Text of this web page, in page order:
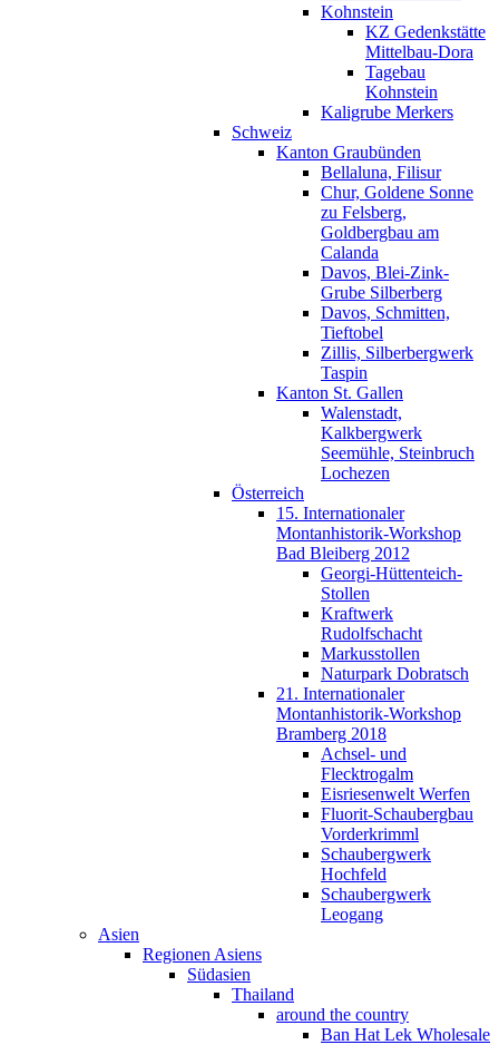
Kohnstein
KZ Gedenkstätte
Mittelbau-Dora
Tagebau
Kohnstein
Kaligrube Merkers
Schweiz
Kanton Graubünden
Bellaluna, Filisur
Chur, Goldene Sonne
zu Felsberg,
Goldbergbau am
Calanda
Davos, Blei-Zink-
Grube Silberberg
Davos, Schmitten,
Tieftobel
Zillis, Silberbergwerk
Taspin
Kanton St. Gallen
Walenstadt,
Kalkbergwerk
Seemühle, Steinbruch
Lochezen
Österreich
15. Internationaler
Montanhistorik-Workshop
Bad Bleiberg 2012
Georgi-Hüttenteich-
Stollen
Kraftwerk
Rudolfschacht
Markusstollen
Naturpark Dobratsch
21. Internationaler
Montanhistorik-Workshop
Bramberg 2018
Achsel- und
Flecktrogalm
Eisriesenwelt Werfen
Fluorit-Schaubergbau
Vorderkrimml
Schaubergwerk
Hochfeld
Schaubergwerk
Leogang
Asien
Regionen Asiens
Südasien
Thailand
around the country
Ban Hat Lek Wholesale